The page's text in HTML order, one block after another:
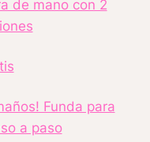
de mano con 2
Funda para
a paso